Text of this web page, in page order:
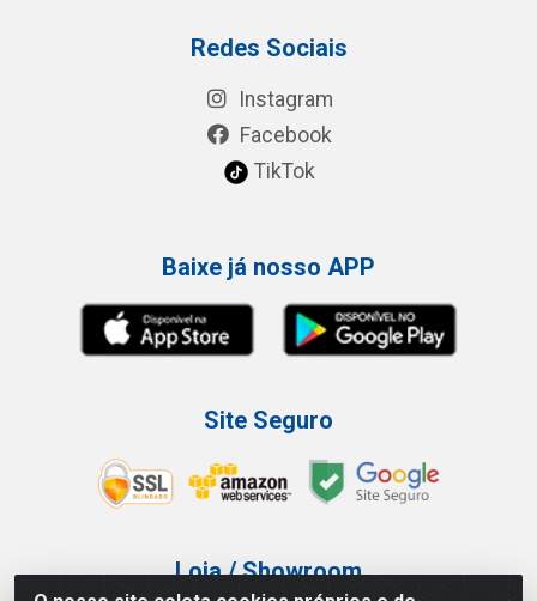
Redes Sociais
Instagram
Facebook
TikTok
Baixe já nosso APP
Site Seguro
Loja / Showroom